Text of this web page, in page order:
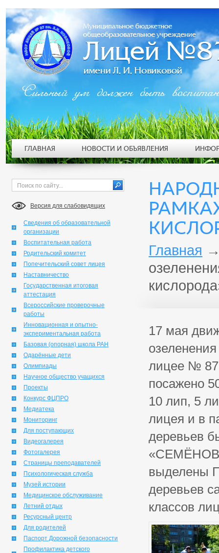
Версия для слабовидящих
Сведения об образовательной
организации
Воспитательная работа
Родительский комитет
Попечительский совет лицея
Наставничество
Государственная итоговая
аттестация
Всероссийские проверочные
работы
Инновационная и опытно-
экспериментальная работа
Базовая (опорная) школа РАН
Одарённые дети
Олимпиады
Научное общество учащихся
Проекты
Конкурс ФЦПРО
Медиатека
Мониторинг
Для поступающих
Видеогалерея
Фотогалерея
Страницы преподавателей
Психологическая служба
Музей истории
Медицинское обслуживание
Летний отдых
Ресурсный центр
Для родителей
Паспорт Дорожной безопасности
Профилактика детского
Главная
17 мая
лицее № 87
посажено
10 лип, 5
лицея и в
деревьев
выделены
деревьев
классов
Сильный ум должен быть
ГЛАВНАЯ НОВОСТИ И ОБЪЯВЛЕНИЯ